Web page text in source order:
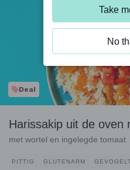
Deal
Harissakip uit de oven
met wortel en ingelegde tomaat
PITTIG GLUTENARM
Take
No